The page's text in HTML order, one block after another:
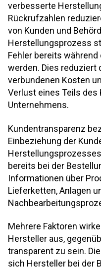
verbesserte
Rückrufzahlen
von Kunden und
Herstellungsprozess
Fehler bereits
werden. Dies reduziert
verbundenen Kosten
Verlust eines Teils
Unternehmens.
Kundentransparenz
Einbeziehung der
bereits bei der
Informationen über
Lieferketten, Anlagen
Mehrere Faktoren
Hersteller aus,
transparent zu sein.
sich Hersteller bei der